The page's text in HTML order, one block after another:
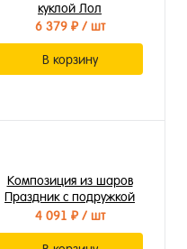
куклой Лол
6 379 ₽/ шт
В корзину
Композиция из шаров
Праздник с подружкой
Лол
4 091 ₽/ шт